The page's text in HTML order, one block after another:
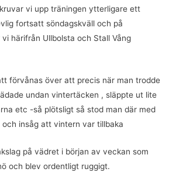
vi upp träningen ytterligare ett
fortsatt söndagskväll och på
härifrån Ullbolsta och Stall Vång
förvånas över att precis när man trodde
undan vintertäcken , släppte ut lite
etc -så plötsligt så stod man där med
och insåg att vintern var tillbaka
på vädret i början av veckan som
och blev ordentligt ruggigt.